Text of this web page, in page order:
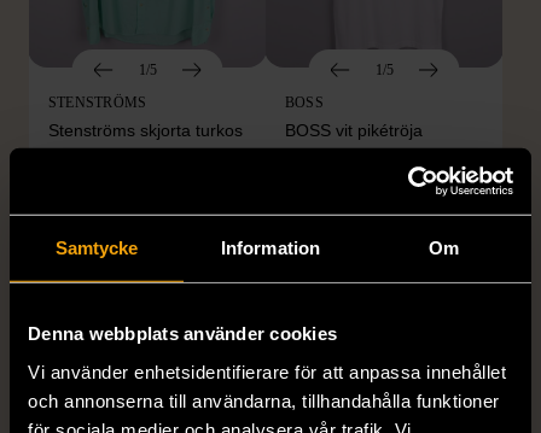
Samtycke Information Om
Denna webbplats använder cookies
Vi använder enhetsidentifierare för att anpassa innehållet
och annonserna till användarna, tillhandahålla funktioner
1/5
STENSTRÖMS
Stenströms skjorta turkos
259 kr
1/5
BOSS
BOSS vit pikétröja
Mycket gott skick
279 kr